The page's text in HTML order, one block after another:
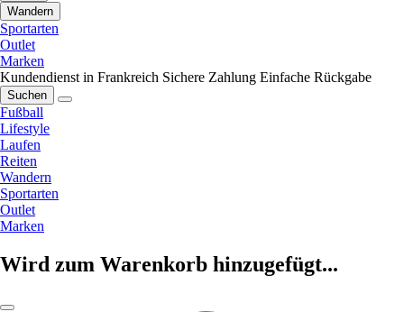
Wandern
Sportarten
Outlet
Marken
Kundendienst in Frankreich Sichere Zahlung Einfache Rückgabe
Suchen
Fußball
Lifestyle
Laufen
Reiten
Wandern
Sportarten
Outlet
Marken
Wird zum Warenkorb hinzugefügt...